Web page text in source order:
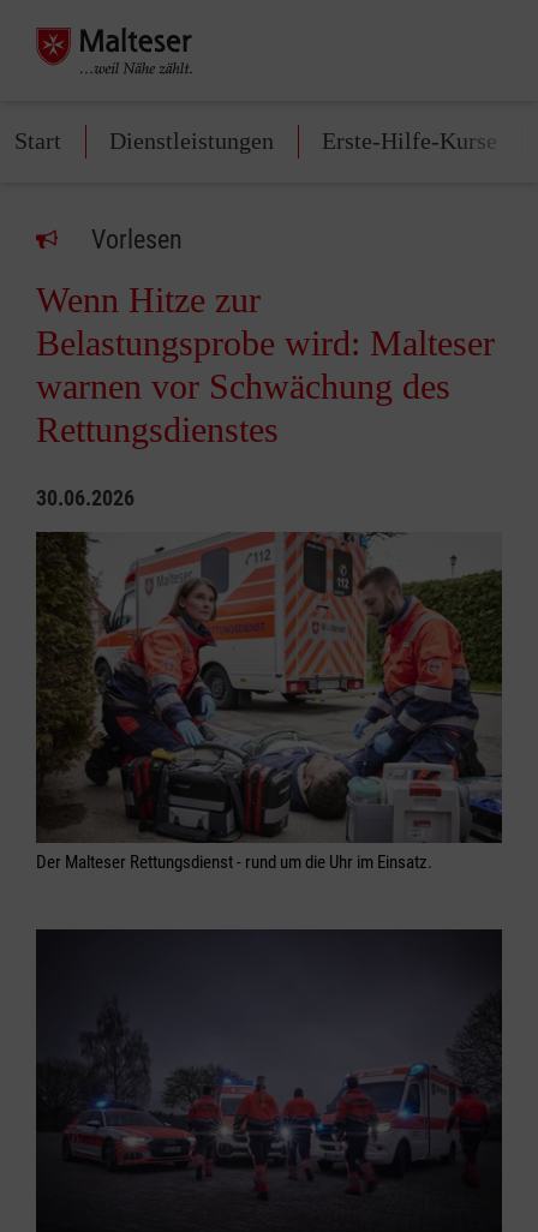
Start Dienstleistungen Erste-Hilfe-Kurse
Vorlesen
Wenn Hitze zur
Belastungsprobe wird: Malteser
warnen vor Schwächung des
Rettungsdienstes
30.06.2026
Der Malteser Rettungsdienst - rund um die Uhr im Einsatz.